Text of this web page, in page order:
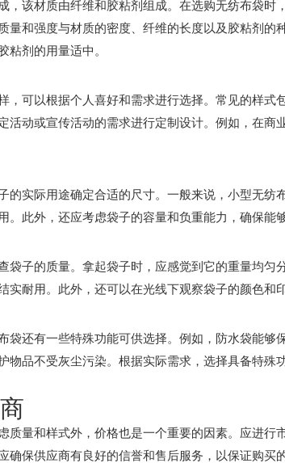
，该材质由纤维和胶粘剂组成。在选购无纺布袋时
量和强度与材质的密度、纤维的长度以及胶粘剂的
粘剂的用量适中。
，可以根据个人喜好和需求进行选择。常见的样式
活动或宣传活动的需求进行定制设计。例如，在商
的实际用途确定合适的尺寸。一般来说，小型无纺
。此外，还应考虑袋子的容量和负重能力，确保能
袋子的质量。拿起袋子时，应感觉到它的重量均匀
实耐用。此外，还可以在光线下观察袋子的颜色和
袋还有一些特殊功能可供选择。例如，防水袋能够
物品不受灰尘污染。根据实际需求，选择具备特殊
质量和样式外，价格也是一个重要的因素。应进行
确保供应商有良好的信誉和售后服务，以保证购买